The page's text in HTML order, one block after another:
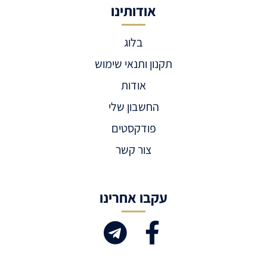
אודותינו
בלוג
תקנון ותנאי שימוש
אודות
החשבון שלי
פודקסטים
צור קשר
עקבו אחרינו